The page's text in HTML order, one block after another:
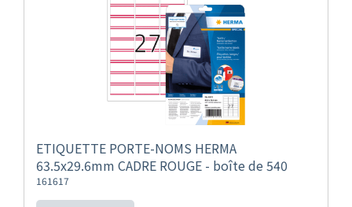
ETIQUETTE PORTE-NOMS HERMA
63.5x29.6mm CADRE ROUGE - boîte de 540
161617